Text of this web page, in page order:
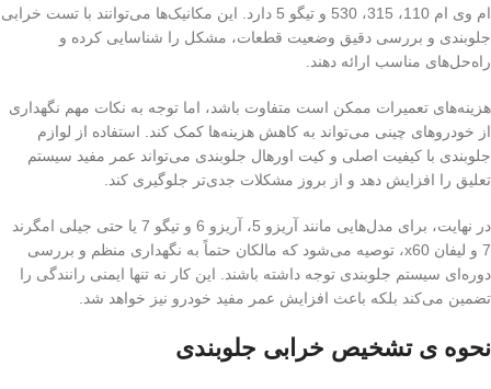
ام وی ام 110، 315، 530 و تیگو 5 دارد. این مکانیک‌ها می‌توانند با تست خرابی
جلوبندی و بررسی دقیق وضعیت قطعات، مشکل را شناسایی کرده و
راه‌حل‌های مناسب ارائه دهند.
هزینه‌های تعمیرات ممکن است متفاوت باشد، اما توجه به نکات مهم نگهداری
از خودروهای چینی می‌تواند به کاهش هزینه‌ها کمک کند. استفاده از لوازم
جلوبندی با کیفیت اصلی و کیت اورهال جلوبندی می‌تواند عمر مفید سیستم
تعلیق را افزایش دهد و از بروز مشکلات جدی‌تر جلوگیری کند.
در نهایت، برای مدل‌هایی مانند آریزو 5، آریزو 6 و تیگو 7 یا حتی جیلی امگرند
7 و لیفان x60، توصیه می‌شود که مالکان حتماً به نگهداری منظم و بررسی
دوره‌ای سیستم جلوبندی توجه داشته باشند. این کار نه تنها ایمنی رانندگی را
تضمین می‌کند بلکه باعث افزایش عمر مفید خودرو نیز خواهد شد.
نحوه ی تشخیص خرابی جلوبندی